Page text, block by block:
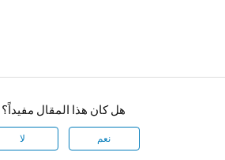
هل كان هذا المقال مفيداً؟
نعم لا